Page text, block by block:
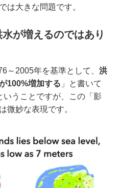
は大きな問題です。
が増えるのではあり
～2005年を基準として、 洪
100%増加する 」と書いて
いうことですが、この「影
微妙な表現です。